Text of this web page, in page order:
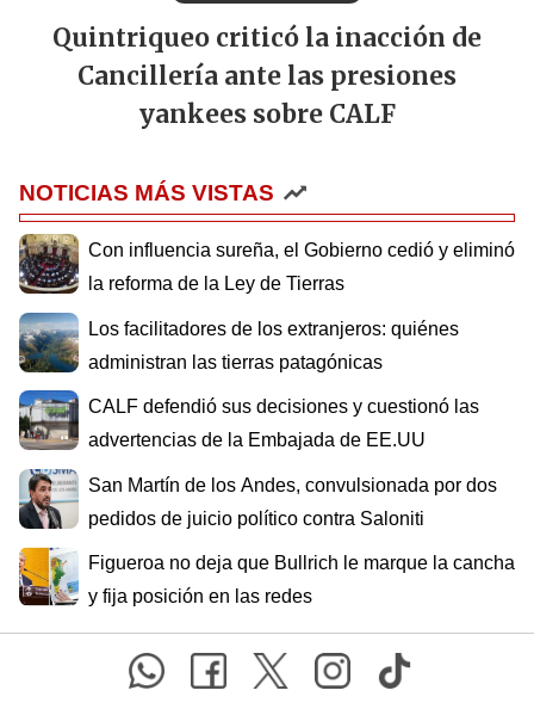
Quintriqueo criticó la inacción de
Cancillería ante las presiones
yankees sobre CALF
NOTICIAS MÁS VISTAS
Con influencia sureña, el Gobierno cedió y eliminó
la reforma de la Ley de Tierras
Los facilitadores de los extranjeros: quiénes
administran las tierras patagónicas
CALF defendió sus decisiones y cuestionó las
advertencias de la Embajada de EE.UU
San Martín de los Andes, convulsionada por dos
pedidos de juicio político contra Saloniti
Figueroa no deja que Bullrich le marque la cancha
y fija posición en las redes